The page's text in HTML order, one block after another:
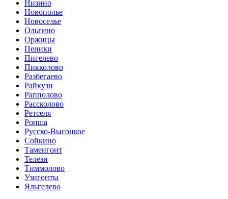
Низино
Новополье
Новоселье
Ольгино
Оржицы
Пеники
Пигелево
Пикколово
Разбегаево
Райкузи
Рапполово
Рассколово
Ретселя
Ропша
Русско-Высоцкое
Сойкино
Таменгонт
Телези
Тиммолово
Узигонты
Яльгелево